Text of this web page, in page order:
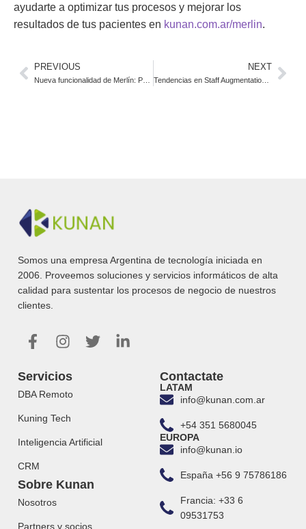
ayudarte a optimizar tus procesos y mejorar los
resultados de tus pacientes en kunan.com.ar/merlin.
PREVIOUS NEXT
Tendencias en Staff Augmentation para 2025: ¿Cómo evolucionan los equipos IT?
Somos una empresa Argentina de tecnología iniciada en
2006. Proveemos soluciones y servicios informáticos de alta
calidad para sustentar los procesos de negocio de nuestros
clientes.
Servicios
DBA Remoto
Kuning Tech
Inteligencia Artificial
CRM
Sobre Kunan
Nosotros
Partners y socios
Contactate
LATAM
info@kunan.com.ar
+54 351 5680045
EUROPA
info@kunan.io
España +56 9 75786186
Francia: +33 6
09531753